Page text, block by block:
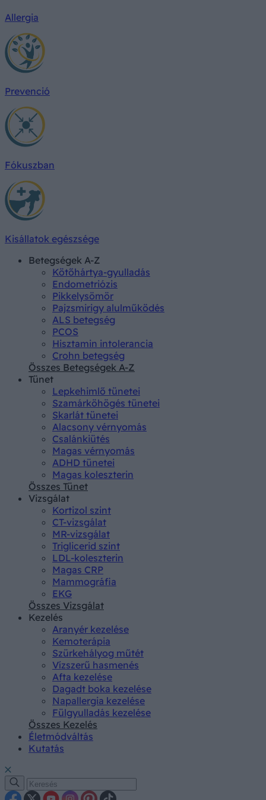
Allergia
Prevenció
Fókuszban
Kisállatok egészsége
Betegségek A-Z
Kötőhártya-gyulladás
Endometriózis
Pikkelysömör
Pajzsmirigy alulműködés
ALS betegség
PCOS
Hisztamin intolerancia
Crohn betegség
Összes Betegségek A-Z
Tünet
Lepkehimlő tünetei
Szamárköhögés tünetei
Skarlát tünetei
Alacsony vérnyomás
Csalánkiütés
Magas vérnyomás
ADHD tünetei
Magas koleszterin
Összes Tünet
Vizsgálat
Kortizol szint
CT-vizsgálat
MR-vizsgálat
Triglicerid szint
LDL-koleszterin
Magas CRP
Mammográfia
EKG
Összes Vizsgálat
Kezelés
Aranyér kezelése
Kemoterápia
Szürkehályog műtét
Vízszerű hasmenés
Afta kezelése
Dagadt boka kezelése
Napallergia kezelése
Fülgyulladás kezelése
Összes Kezelés
Életmódváltás
Kutatás